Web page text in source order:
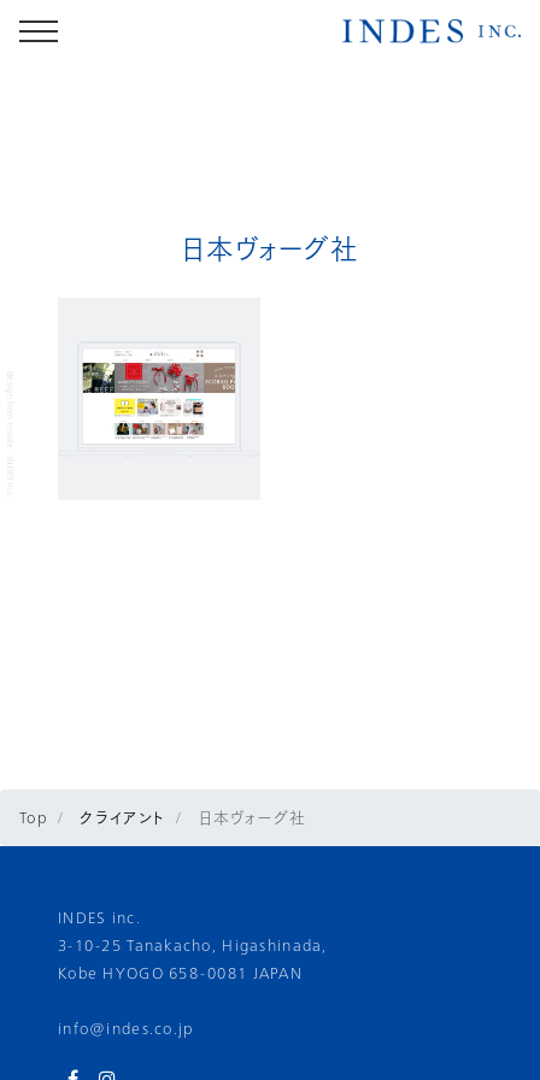
design from inside - INDES inc.
日本ヴォーグ社
Top クライアント 日本ヴォーグ社
INDES inc.
3-10-25 Tanakacho, Higashinada,
Kobe HYOGO 658-0081 JAPAN
info@indes.co.jp